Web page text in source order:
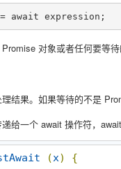
await expression;
对象或者任何要等待
结果。如果等待的不是
给一个 await 操作符，
(x)
{